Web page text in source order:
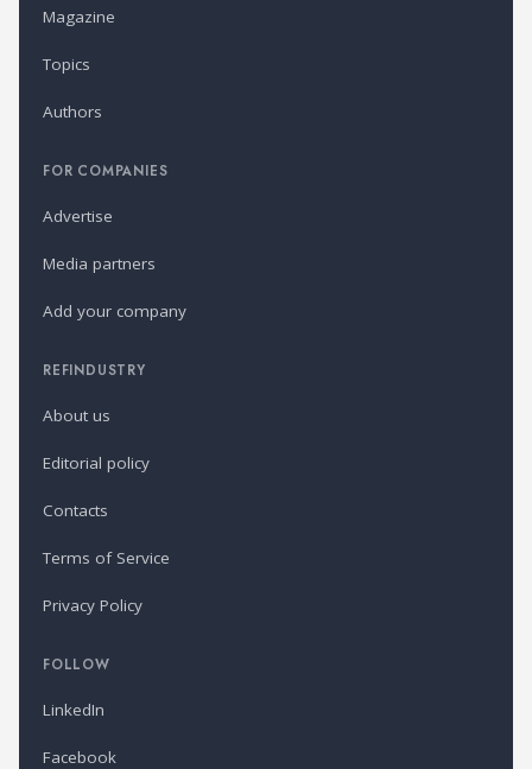
Magazine
Topics
Authors
FOR COMPANIES
Advertise
Media partners
Add your company
REFINDUSTRY
About us
Editorial policy
Contacts
Terms of Service
Privacy Policy
FOLLOW
LinkedIn
Facebook